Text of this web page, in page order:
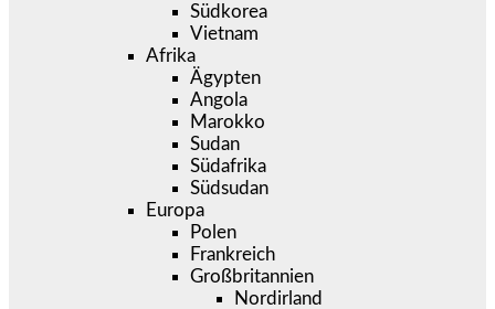
Südkorea
Vietnam
Afrika
Ägypten
Angola
Marokko
Sudan
Südafrika
Südsudan
Europa
Polen
Frankreich
Großbritannien
Nordirland